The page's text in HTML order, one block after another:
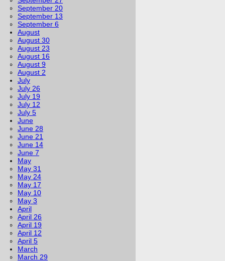
September 20
September 13
September 6
August
August 30
August 23
August 16
August 9
August 2
July
July 26
July 19
July 12
July 5
June
June 28
June 21
June 14
June 7
May
May 31
May 24
May 17
May 10
May 3
April
April 26
April 19
April 12
April 5
March
March 29